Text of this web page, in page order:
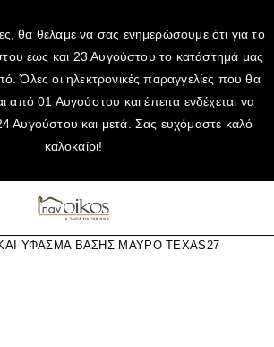
θα θέλαμε να σας ενημερώσουμε ότι για το
έως και 23 Αυγούστου το κατάστημά μας
Όλες οι ηλεκτρονικές παραγγελίες που θα
από 01 Αυγούστου και έπειτα ενδέχεται να
Αυγούστου και μετά. Σας ευχόμαστε καλό
καλοκαίρι!